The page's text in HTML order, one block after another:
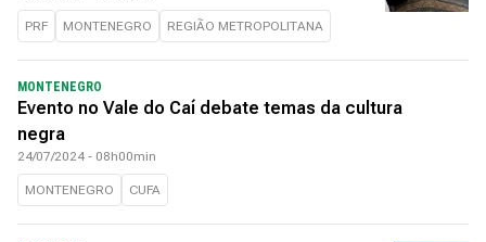
PRF MONTENEGRO REGIÃO METROPOLITANA
MONTENEGRO
Evento no Vale do Caí debate temas da cultura
negra
24/07/2024 - 08h00min
MONTENEGRO CUFA